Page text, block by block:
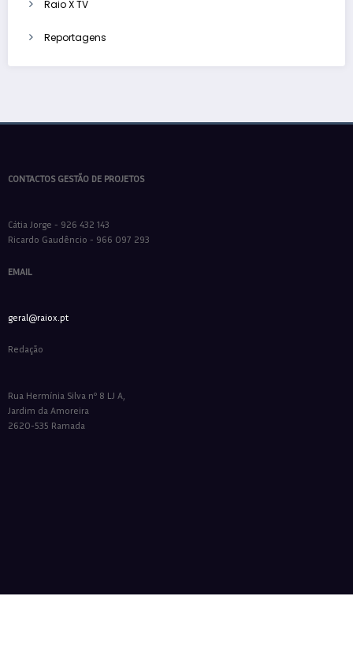
Raio X TV
Reportagens
CONTACTOS GESTÃO DE PROJETOS
Cátia Jorge - 926 432 143
Ricardo Gaudêncio - 966 097 293
EMAIL
geral@raiox.pt
Redação
Rua Hermínia Silva nº 8 LJ A,
Jardim da Amoreira
2620-535 Ramada